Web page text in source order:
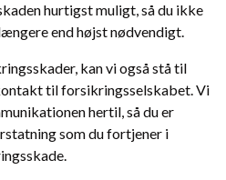
hurtigst muligt, så du ikke
end højst nødvendigt.
kan vi også stå til
til forsikringsselskabet. Vi
hertil, så du er
som du fortjener i